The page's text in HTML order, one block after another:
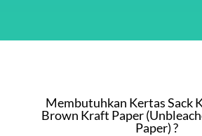
Membutuhkan Kertas Sack
Brown Kraft Paper
Paper) ?